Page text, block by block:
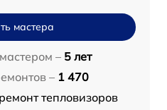
мастера
– 5 лет
– 1 470
ремонт тепловизоров